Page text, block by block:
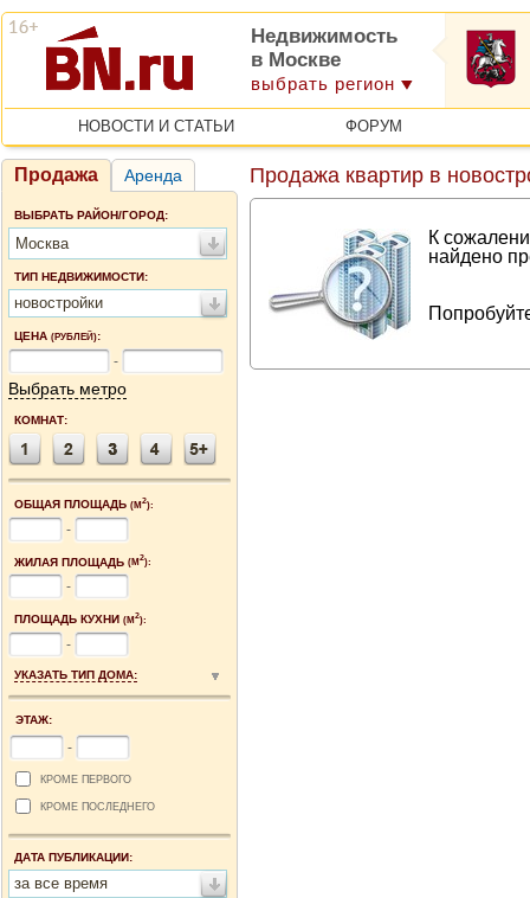
Недвижимость
в Москве
выбрать регион
НОВОСТИ И СТАТЬИ ФОРУМ
Продажа Аренда
ВЫБРАТЬ РАЙОН/ГОРОД:
Москва
ТИП НЕДВИЖИМОСТИ:
новостройки
ЦЕНА (РУБЛЕЙ):
-
Выбрать метро
КОМНАТ:
ОБЩАЯ ПЛОЩАДЬ (М2):
-
ЖИЛАЯ ПЛОЩАДЬ (М2):
-
ПЛОЩАДЬ КУХНИ (М2):
-
УКАЗАТЬ ТИП ДОМА:
ЭТАЖ:
-
КРОМЕ ПЕРВОГО
КРОМЕ ПОСЛЕДНЕГО
ДАТА ПУБЛИКАЦИИ:
за все время
Продажа квартир в
К
найдено